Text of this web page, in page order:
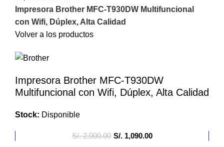
Impresora Brother MFC-T930DW Multifuncional
con Wifi, Dúplex, Alta Calidad
Volver a los productos
Impresora Brother MFC-T930DW
Multifuncional con Wifi, Dúplex, Alta Calidad
Stock: Disponible
S/.2,000.00 S/.1,090.00